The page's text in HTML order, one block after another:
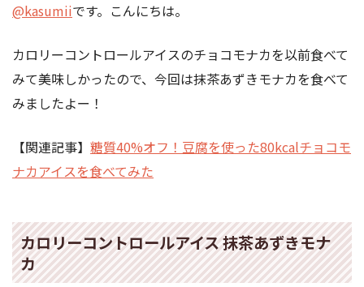
@kasumiiです。こんにちは。
カロリーコントロールアイスのチョコモナカを以前食べて
みて美味しかったので、今回は抹茶あずきモナカを食べて
みましたよー！
【関連記事】 糖質40%オフ！豆腐を使った80kcalチョコモ
ナカアイスを食べてみた
カロリーコントロールアイス 抹茶あずきモナ
カ